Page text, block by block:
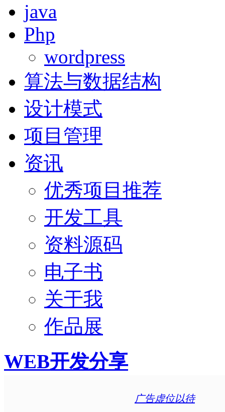
java
Php
wordpress
算法与数据结构
设计模式
项目管理
资讯
优秀项目推荐
开发工具
资料源码
电子书
关于我
作品展
WEB开发分享
广告虚位以待